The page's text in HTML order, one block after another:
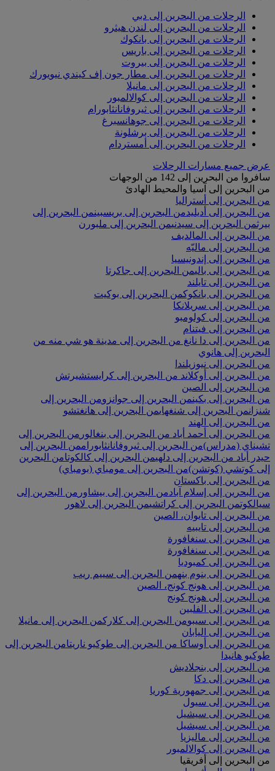
الرحلات من البحرين إلى دبي
الرحلات من البحرين إلى لندن هيثرو
الرحلات من البحرين إلى بانكوك
الرحلات من البحرين إلى باريس
الرحلات من البحرين إلى بيروت
الرحلات من البحرين إلى مطار جون إف كيندي نيويورك
الرحلات من البحرين إلى مانيلا
الرحلات من البحرين إلى كوالالمبور
الرحلات من البحرين إلى ثيروفانانثابورام
الرحلات من البحرين إلى جوهانسبرغ
الرحلات من البحرين إلى برشلونة
الرحلات من البحرين إلى أمستردام
عرض جميع مسارات الرحلات
سافروا من البحرين إلى 142 من الوجهات
من البحرين إلى آسيا والمحيط الهادئ
من البحرين إلى أستراليا
من البحرين إلى أديليدمن البحرين إلى بريسبينمن البحرين إلى
بيرثمن البحرين إلى سيدنيمن البحرين إلى ملبورن
من البحرين إلى المالديف
من البحرين إلى ماليّه
من البحرين إلى إندونيسيا
من البحرين إلى باليمن البحرين إلى جاكرتا
من البحرين إلى تايلند
من البحرين إلى بانكوكمن البحرين إلى بوكيت
من البحرين إلى سريلانكا
من البحرين إلى كولومبو
من البحرين إلى فيتنام
من البحرين إلى دا نانغ من البحرين إلى مدينة هو شي منه من
البحرين إلى هانوي
من البحرين إلى نيوزيلندا
من البحرين إلى أوكلاند من البحرين إلى كرايستشيرتش
من البحرين إلى الصين
من البحرين إلى بكينمن البحرين إلى جوانزومن البحرين إلى
شنزانمن البحرين إلى شنغهايمن البحرين إلى هانغتشو
من البحرين إلى الهند
من البحرين إلى أحمد أباد من البحرين إلى بنغالور من البحرين إلى
تشيناي (مدراس)من البحرين إلى ثيروفانانثابوراممن البحرين إلى
حيدر أباد من البحرين إلى دلهيمن البحرين إلى كالكوتامن البحرين
إلى كوتشي (كوتشن)من البحرين إلى مومباي (بومباي)
من البحرين إلى باكستان
من البحرين إلى إسلام آبادمن البحرين إلى بيشاور من البحرين إلى
سيالكوتمن البحرين إلى كراتشيمن البحرين إلى لاهور
من البحرين إلى تايوان، الصين
من البحرين إلى تايبيه
من البحرين إلى سنغافورة
من البحرين إلى سنغافورة
من البحرين إلى كمبوديا
من البحرين إلى بنوم بنهمن البحرين إلى سييم ريب
من البحرين إلى هونج كونج، الصين
من البحرين إلى هونج كونج
من البحرين إلى الفلبين
من البحرين إلى سيبومن البحرين إلى كلاركمن البحرين إلى مانيلا
من البحرين إلى اليابان
من البحرين إلى أوساكا من البحرين إلى طوكيو ناريتامن البحرين إلى
طوكيو هانيدا
من البحرين إلى بنجلاديش
من البحرين إلى دكا
من البحرين إلى جمهورية كوريا
من البحرين إلى سيول
من البحرين إلى سيشيل
من البحرين إلى سيشيل
من البحرين إلى ماليزيا
من البحرين إلى كوالالمبور
من البحرين إلى أفريقيا